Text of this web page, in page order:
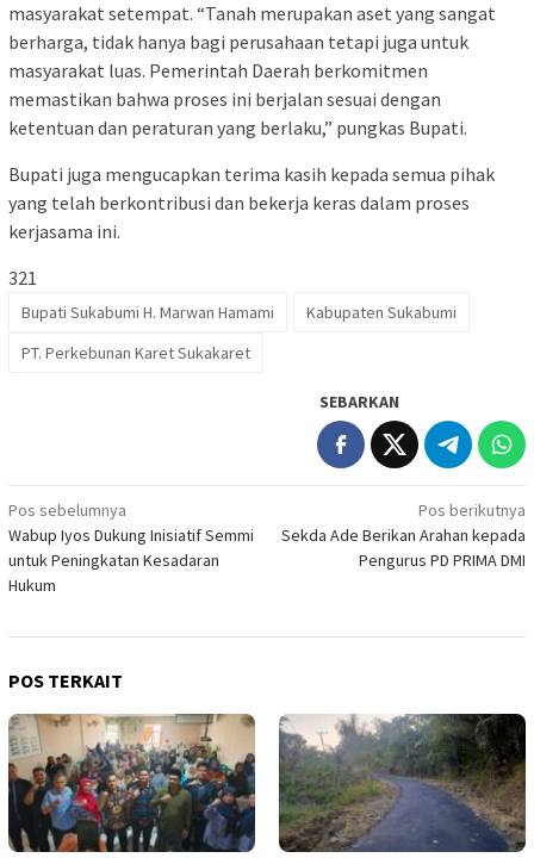
masyarakat setempat. “Tanah merupakan aset yang sangat
berharga, tidak hanya bagi perusahaan tetapi juga untuk
masyarakat luas. Pemerintah Daerah berkomitmen
memastikan bahwa proses ini berjalan sesuai dengan
ketentuan dan peraturan yang berlaku,” pungkas Bupati.
Bupati juga mengucapkan terima kasih kepada semua pihak
yang telah berkontribusi dan bekerja keras dalam proses
kerjasama ini.
321
Bupati Sukabumi H. Marwan Hamami
Kabupaten Sukabumi
PT. Perkebunan Karet Sukakaret
SEBARKAN
Navigasi
pos
Pos sebelumnya
Wabup Iyos Dukung Inisiatif Semmi
untuk Peningkatan Kesadaran
Hukum
Pos berikutnya
Sekda Ade Berikan Arahan kepada
Pengurus PD PRIMA DMI
POS TERKAIT